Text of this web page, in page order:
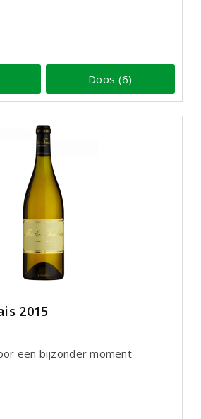
Doos (6)
2015
een bijzonder moment